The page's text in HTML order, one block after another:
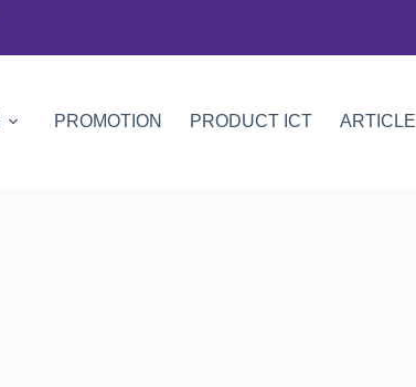
PROMOTION PRODUCT ICT ARTICLE